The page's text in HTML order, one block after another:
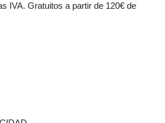
IVA. Gratuitos a partir de 120€ de